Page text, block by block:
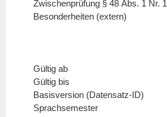
Zwischenprüfung § 48 Abs. 1 Nr. 1
Besonderheiten (extern)
Gültig ab
Gültig bis
Basisversion (Datensatz-ID)
Sprachsemester